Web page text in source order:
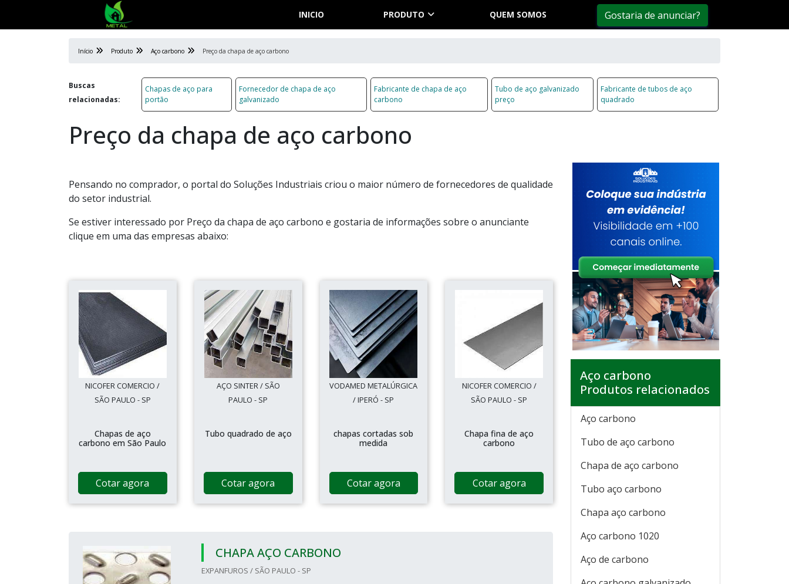
INICIO PRODUTO QUEM SOMOS Gostaria de anunciar?
Início Produto Aço carbono Preço da chapa de aço carbono
Buscas
relacionadas:
Chapas de aço para
portão
Fornecedor de chapa de aço
galvanizado
Fabricante de chapa de aço
carbono
Tubo de aço galvanizado
preço
Fabricante de tubos de aço
quadrado
Preço da chapa de aço carbono
Pensando no comprador, o portal do Soluções Industriais criou o maior número de fornecedores de qualidade
do setor industrial.
Se estiver interessado por Preço da chapa de aço carbono e gostaria de informações sobre o anunciante
clique em uma das empresas abaixo:
NICOFER COMERCIO /
SÃO PAULO - SP
Chapas de aço
carbono em São Paulo
Cotar agora
AÇO SINTER / SÃO
PAULO - SP
Tubo quadrado de aço
Cotar agora
VODAMED METALÚRGICA
/ IPERÓ - SP
chapas cortadas sob
medida
Cotar agora
NICOFER COMERCIO /
SÃO PAULO - SP
Chapa fina de aço
carbono
Cotar agora
CHAPA AÇO CARBONO
EXPANFUROS / SÃO PAULO - SP
Aço carbono
Produtos relacionados
Aço carbono
Tubo de aço carbono
Chapa de aço carbono
Tubo aço carbono
Chapa aço carbono
Aço carbono 1020
Aço de carbono